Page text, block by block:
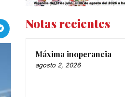
Notas recientes
Máxima inoperancia
agosto 2, 2026